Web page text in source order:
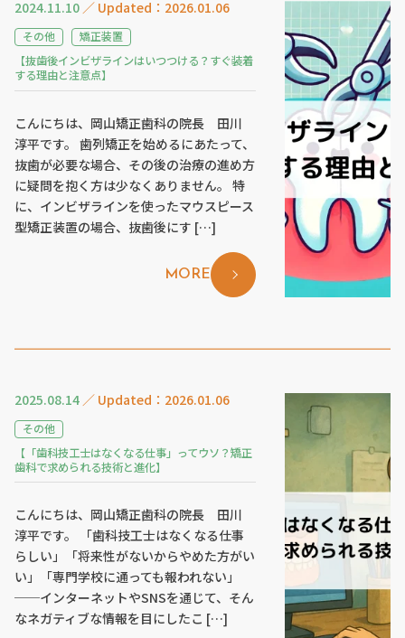
2024.11.10 ／ Updated：2026.01.06
その他 矯正装置
【抜歯後インビザラインはいつつける？すぐ装着
する理由と注意点】
こんにちは、岡山矯正歯科の院長 田川
淳平です。 歯列矯正を始めるにあたって、
抜歯が必要な場合、その後の治療の進め方
に疑問を抱く方は少なくありません。 特
に、インビザラインを使ったマウスピース
型矯正装置の場合、抜歯後にす […]
MORE
2025.08.14 ／ Updated：2026.01.06
その他
【「歯科技工士はなくなる仕事」ってウソ？矯正
歯科で求められる技術と進化】
こんにちは、岡山矯正歯科の院長 田川
淳平です。 「歯科技工士はなくなる仕事
らしい」「将来性がないからやめた方がい
い」「専門学校に通っても報われない」
──インターネットやSNSを通じて、そん
なネガティブな情報を目にしたこ […]